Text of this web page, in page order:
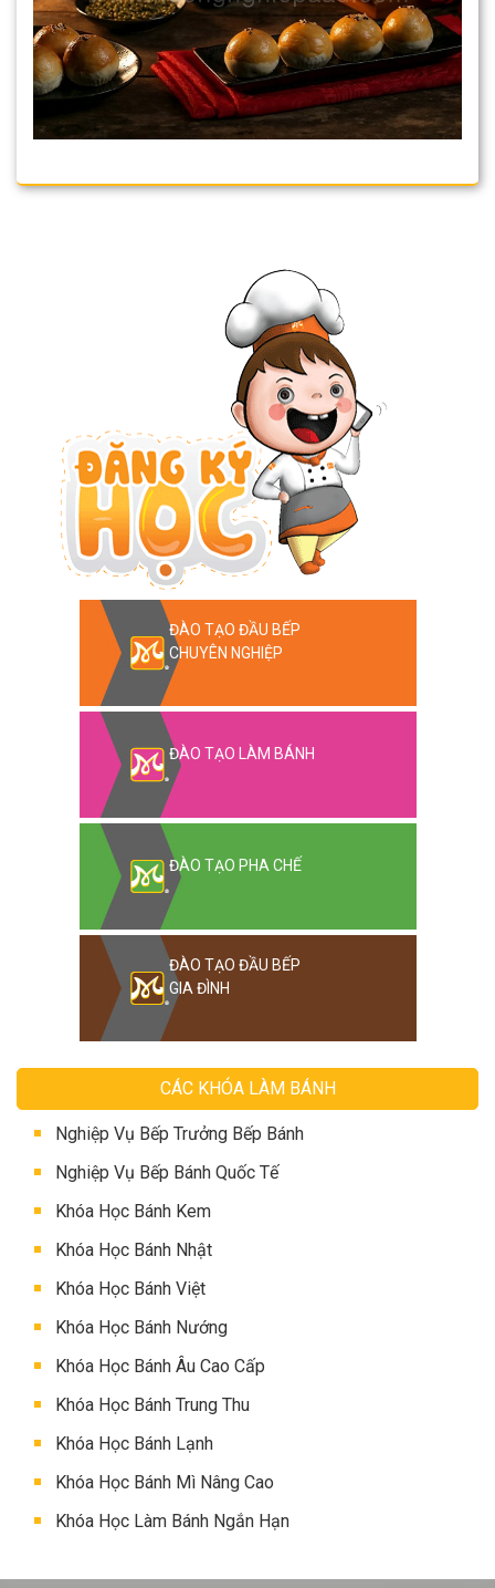
ĐÀO TẠO ĐẦU BẾP
CHUYÊN NGHIỆP
ĐÀO TẠO LÀM BÁNH
ĐÀO TẠO PHA CHẾ
ĐÀO TẠO ĐẦU BẾP
GIA ĐÌNH
CÁC KHÓA LÀM BÁNH
Nghiệp Vụ Bếp Trưởng Bếp Bánh
Nghiệp Vụ Bếp Bánh Quốc Tế
Khóa Học Bánh Kem
Khóa Học Bánh Nhật
Khóa Học Bánh Việt
Khóa Học Bánh Nướng
Khóa Học Bánh Âu Cao Cấp
Khóa Học Bánh Trung Thu
Khóa Học Bánh Lạnh
Khóa Học Bánh Mì Nâng Cao
Khóa Học Làm Bánh Ngắn Hạn